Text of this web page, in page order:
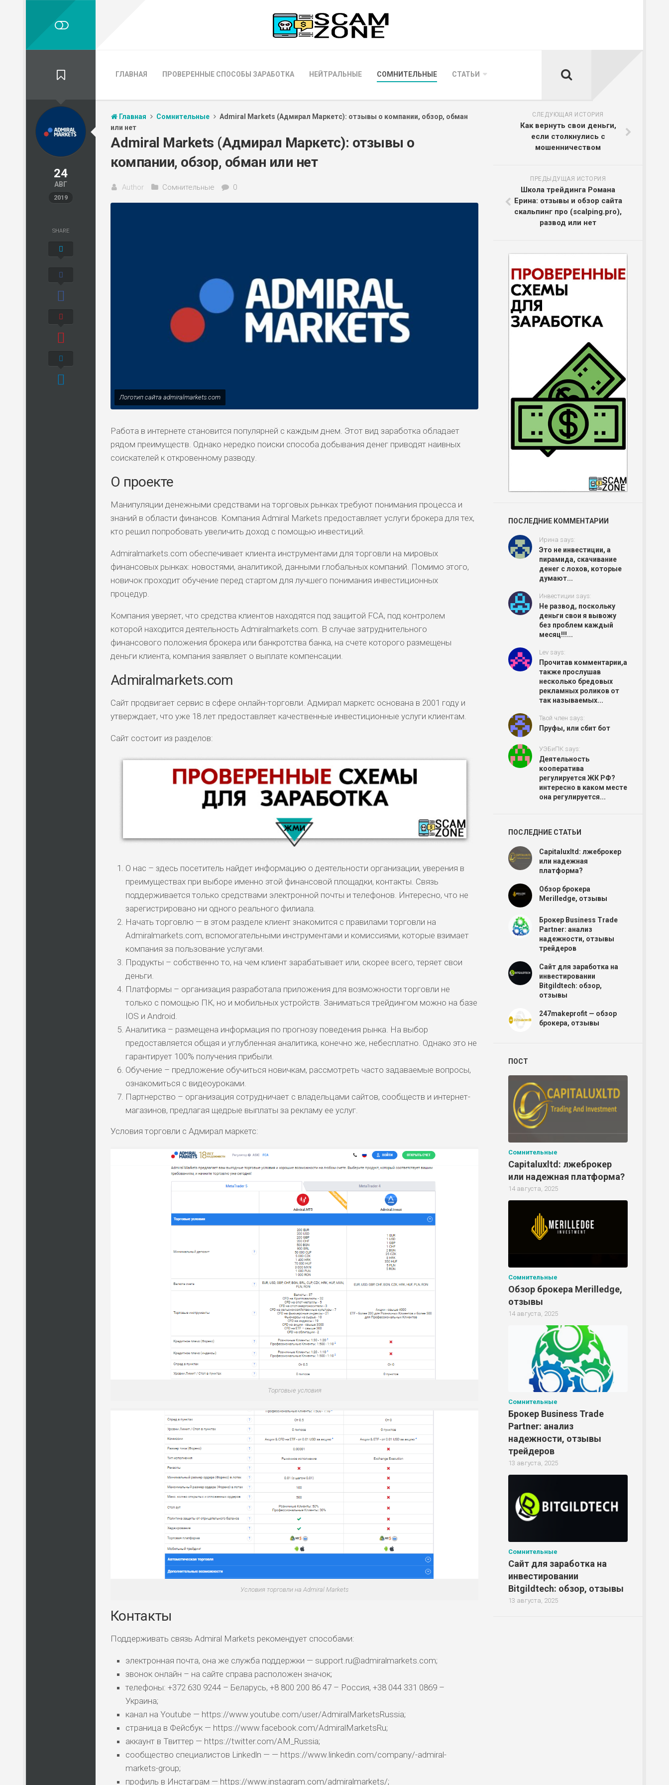
ГЛАВНАЯ ПРОВЕРЕННЫЕ СПОСОБЫ ЗАРАБОТКА НЕЙТРАЛЬНЫЕ СОМНИТЕЛЬНЫЕ СТАТЬИ
24
АВГ
2019
Главная Сомнительные
Admiral Markets (Адмирал Маркетс): отзывы о компании, обзор, обман
или нет
Admiral Markets (Адмирал Маркетс): отзывы о
компании, обзор, обман или нет
Author Сомнительные 0
Логотип сайта admiralmarkets.com
Работа в интернете становится популярней с каждым днем. Этот вид заработка обладает
рядом преимуществ. Однако нередко поиски способа добывания денег приводят наивных
соискателей к откровенному разводу.
О проекте
Манипуляции денежными средствами на торговых рынках требуют понимания процесса и
знаний в области финансов. Компания Admiral Markets предоставляет услуги брокера для тех,
кто решил попробовать увеличить доход с помощью инвестиций.
Admiralmarkets.com обеспечивает клиента инструментами для торговли на мировых
финансовых рынках: новостями, аналитикой, данными глобальных компаний. Помимо этого,
новичок проходит обучение перед стартом для лучшего понимания инвестиционных
процедур.
Компания уверяет, что средства клиентов находятся под защитой FCA, под контролем
которой находится деятельность Admiralmarkets.com. В случае затруднительного
финансового положения брокера или банкротства банка, на счете которого размещены
деньги клиента, компания заявляет о выплате компенсации.
Admiralmarkets.com
Сайт продвигает сервис в сфере онлайн-торговли. Адмирал маркетс основана в 2001 году и
утверждает, что уже 18 лет предоставляет качественные инвестиционные услуги клиентам.
Сайт состоит из разделов:
НАЗВАНИЕ КОМУ ПОДОЙДЕТ РИСКИ ДОХОД БЮДЖЕТ ОБЗОР
ПОДОЙДЕТ
ВЫСОК
ВЫСОК
ЛЮБИТЕЛЯМ
СРЕДНИ
ВЫСОК
НИЗКИЙ
ПОДОЙДЕТ
ОБЗОР
ПОДОЙДЕТ
О нас – здесь посетитель найдет информацию о деятельности организации, уверения в
преимуществах при выборе именно этой финансовой площадки, контакты. Связь
поддерживается только средствами электронной почты и телефонов. Интересно, что не
зарегистрировано ни одного реального филиала.
Начать торговлю — в этом разделе клиент знакомится с правилами торговли на
Admiralmarkets.com, вспомогательными инструментами и комиссиями, которые взимает
компания за пользование услугами.
Продукты – собственно то, на чем клиент зарабатывает или, скорее всего, теряет свои
деньги.
Платформы – организация разработала приложения для возможности торговли не
только с помощью ПК, но и мобильных устройств. Заниматься трейдингом можно на базе
IOS и Android.
Аналитика – размещена информация по прогнозу поведения рынка. На выбор
предоставляется общая и углубленная аналитика, конечно же, небесплатно. Однако это не
гарантирует 100% получения прибыли.
Обучение – предложение обучиться новичкам, рассмотреть часто задаваемые вопросы,
ознакомиться с видеоуроками.
Партнерство – организация сотрудничает с владельцами сайтов, сообществ и интернет-
магазинов, предлагая щедрые выплаты за рекламу ее услуг.
Условия торговли с Адмирал маркетс:
Торговые условия
Условия торговли на Admiral Markets
Контакты
Поддерживать связь Admiral Markets рекомендует способами:
электронная почта, она же служба поддержки — support.ru@admiralmarkets.com;
звонок онлайн – на сайте справа расположен значок;
телефоны: +372 630 9244 – Беларусь, +8 800 200 86 47 – Россия, +38 044 331 0869 –
Украина;
канал на Youtube — https://www.youtube.com/user/AdmiralMarketsRussia;
страница в Фейсбук — https://www.facebook.com/AdmiralMarketsRu;
аккаунт в Твиттер — https://twitter.com/AM_Russia;
сообщество специалистов Linkedln — — https://www.linkedin.com/company/-admiral-
markets-group;
профиль в Инстаграм — https://www.instagram.com/admiralmarkets/;
SHARE
СЛЕДУЮЩАЯ ИСТОРИЯ
Как вернуть свои деньги,
если столкнулись с
мошенничеством
ПРЕДЫДУЩАЯ ИСТОРИЯ
Школа трейдинга Романа
Ерина: отзывы и обзор сайта
скальпинг про (scalping.pro),
развод или нет
ПОСЛЕДНИЕ КОММЕНТАРИИ
Ирина says:
Это не инвестиции, а
пирамида, скачивание
денег с лохов, которые
думают...
Инвестиции says:
Не развод, поскольку
деньги свои я вывожу
без проблем каждый
месяц!!!...
Lev says:
Прочитав комментарии,а
также прослушав
несколько бредовых
рекламных роликов от
так называемых...
Твой член says:
Пруфы, или сбит бот
УЭБиПК says:
Деятельность
кооператива
регулируется ЖК РФ?
интересно в каком месте
она регулируется...
ПОСЛЕДНИЕ СТАТЬИ
Capitaluxltd: лжеброкер
или надежная
платформа?
Обзор брокера
Merilledge, отзывы
Брокер Business Trade
Partner: анализ
надежности, отзывы
трейдеров
Сайт для заработка на
инвестировании
Bitgildtech: обзор,
отзывы
247makeprofit — обзор
брокера, отзывы
ПОСТ
Сомнительные
Capitaluxltd: лжеброкер
или надежная платформа?
14 августа, 2025
Сомнительные
Обзор брокера Merilledge,
отзывы
14 августа, 2025
Сомнительные
Брокер Business Trade
Partner: анализ
надежности, отзывы
трейдеров
13 августа, 2025
Сомнительные
Сайт для заработка на
инвестировании
Bitgildtech: обзор, отзывы
13 августа, 2025